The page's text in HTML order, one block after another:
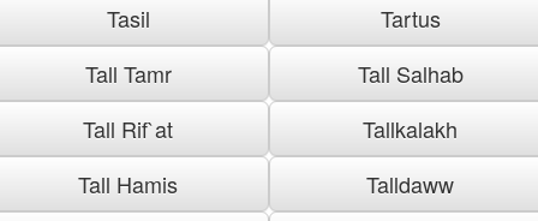
Tasil
Tartus
Tall Tamr
Tall Salhab
Tall Rif`at
Tallkalakh
Tall Hamis
Talldaww